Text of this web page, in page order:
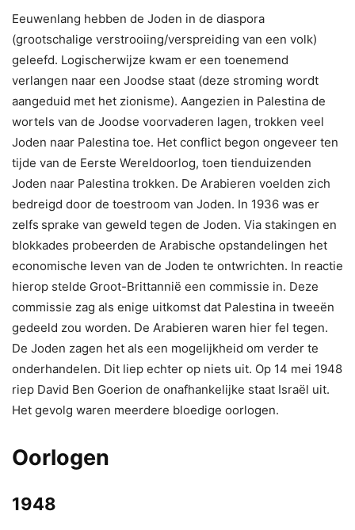
Eeuwenlang hebben de Joden in de diaspora
(grootschalige verstrooiing/verspreiding van een volk)
geleefd. Logischerwijze kwam er een toenemend
verlangen naar een Joodse staat (deze stroming wordt
aangeduid met het zionisme). Aangezien in Palestina de
wortels van de Joodse voorvaderen lagen, trokken veel
Joden naar Palestina toe. Het conflict begon ongeveer ten
tijde van de Eerste Wereldoorlog, toen tienduizenden
Joden naar Palestina trokken. De Arabieren voelden zich
bedreigd door de toestroom van Joden. In 1936 was er
zelfs sprake van geweld tegen de Joden. Via stakingen en
blokkades probeerden de Arabische opstandelingen het
economische leven van de Joden te ontwrichten. In reactie
hierop stelde Groot-Brittannië een commissie in. Deze
commissie zag als enige uitkomst dat Palestina in tweeën
gedeeld zou worden. De Arabieren waren hier fel tegen.
De Joden zagen het als een mogelijkheid om verder te
onderhandelen. Dit liep echter op niets uit. Op 14 mei 1948
riep David Ben Goerion de onafhankelijke staat Israël uit.
Het gevolg waren meerdere bloedige oorlogen.
Oorlogen
1948